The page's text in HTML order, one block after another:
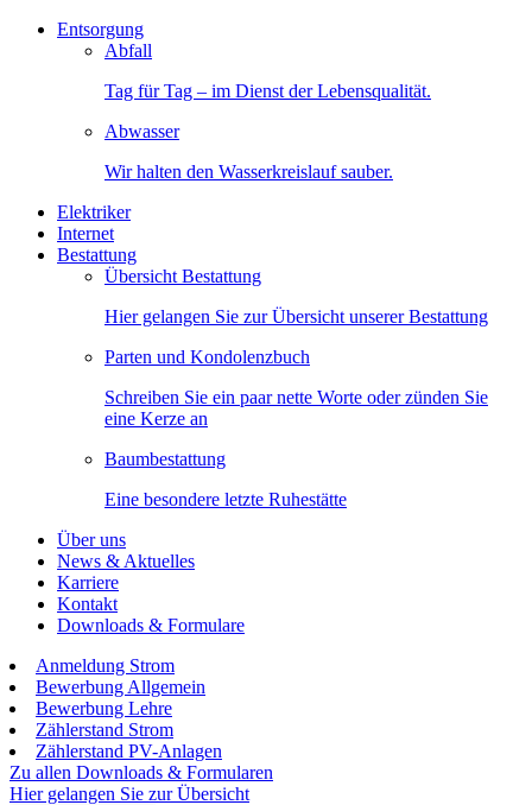
Entsorgung
Abfall
Tag für Tag – im Dienst der Lebensqualität.
Abwasser
Wir halten den Wasserkreislauf sauber.
Elektriker
Internet
Bestattung
Übersicht Bestattung
Hier gelangen Sie zur Übersicht unserer Bestattung
Parten und Kondolenzbuch
Schreiben Sie ein paar nette Worte oder zünden Sie
eine Kerze an
Baumbestattung
Eine besondere letzte Ruhestätte
Über uns
News & Aktuelles
Karriere
Kontakt
Downloads & Formulare
Anmeldung Strom
Bewerbung Allgemein
Bewerbung Lehre
Zählerstand Strom
Zählerstand PV-Anlagen
Zu allen Downloads & Formularen
Hier gelangen Sie zur Übersicht